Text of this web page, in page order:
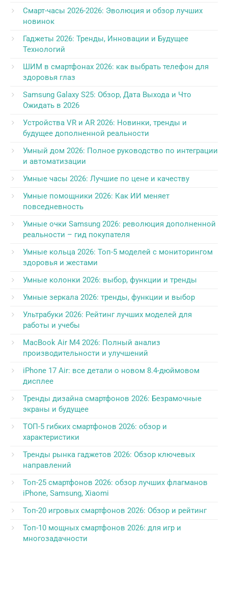
Смарт-часы 2026-2026: Эволюция и обзор лучших
новинок
Гаджеты 2026: Тренды, Инновации и Будущее
Технологий
ШИМ в смартфонах 2026: как выбрать телефон для
здоровья глаз
Samsung Galaxy S25: Обзор, Дата Выхода и Что
Ожидать в 2026
Устройства VR и AR 2026: Новинки, тренды и
будущее дополненной реальности
Умный дом 2026: Полное руководство по интеграции
и автоматизации
Умные часы 2026: Лучшие по цене и качеству
Умные помощники 2026: Как ИИ меняет
повседневность
Умные очки Samsung 2026: революция дополненной
реальности – гид покупателя
Умные кольца 2026: Топ-5 моделей с мониторингом
здоровья и жестами
Умные колонки 2026: выбор, функции и тренды
Умные зеркала 2026: тренды, функции и выбор
Ультрабуки 2026: Рейтинг лучших моделей для
работы и учебы
MacBook Air M4 2026: Полный анализ
производительности и улучшений
iPhone 17 Air: все детали о новом 8.4-дюймовом
дисплее
Тренды дизайна смартфонов 2026: Безрамочные
экраны и будущее
ТОП-5 гибких смартфонов 2026: обзор и
характеристики
Тренды рынка гаджетов 2026: Обзор ключевых
направлений
Топ-25 смартфонов 2026: обзор лучших флагманов
iPhone, Samsung, Xiaomi
Топ-20 игровых смартфонов 2026: Обзор и рейтинг
Топ-10 мощных смартфонов 2026: для игр и
многозадачности